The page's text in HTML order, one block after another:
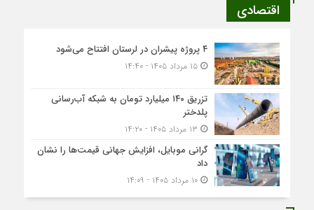
اقتصادی
۴ پروژه پیشران در لرستان افتتاح می‌شود
۱۵ مرداد ۱۴۰۵ - ۱۴:۴۰
تزریق ۱۴۰ میلیارد تومان به شبکه آب‌رسانی
پلدختر
گرانی موبایل، افزایش جهانی قیمت‌ها را نشان
داد
۱۰ مرداد ۱۴۰۵ - ۱۴:۰۹